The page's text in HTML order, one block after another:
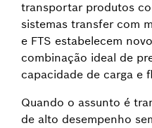
transportar produtos
sistemas transfer com
e FTS estabelecem
combinação ideal de
capacidade de carga e
Quando o assunto é
de alto desempenho